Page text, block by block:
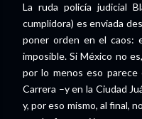
La ruda policía judicial
cumplidora) es enviada
poner orden en el caos:
imposible. Si México no
por lo menos eso parece
Carrera –y en la Ciudad
y, por eso mismo, al final,